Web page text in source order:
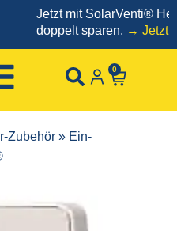
Jetzt mit SolarVenti®
doppelt sparen.→ Jetzt
0
Zubehör » Ein-